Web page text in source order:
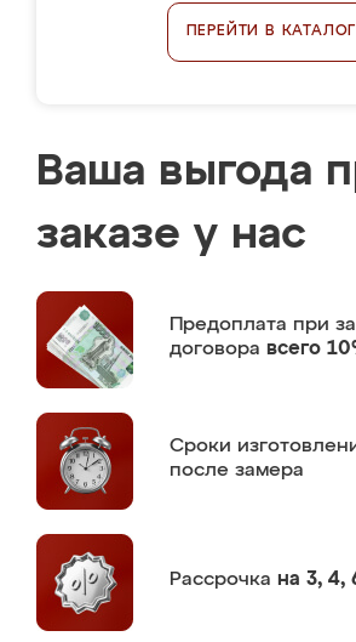
ПЕРЕЙТИ В КАТАЛОГ
Ваша выгода
заказе у нас
Предоплата при
договора всего
Сроки
после замера
Рассрочка на 3, 4,